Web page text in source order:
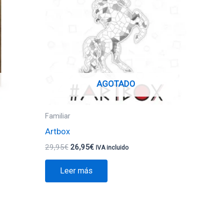
AGOTADO
Familiar
Artbox
29,95€
29,95€.
26,95€
26,95€.
IVA incluido
Leer más